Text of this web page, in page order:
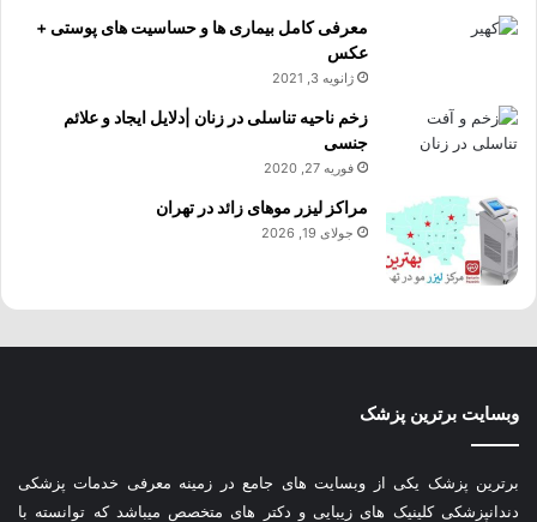
معرفی کامل بیماری ها و حساسیت های پوستی +
عکس
ژانویه 3, 2021
زخم ناحیه تناسلی در زنان |دلایل ایجاد و علائم
جنسی
فوریه 27, 2020
مراکز لیزر موهای زائد در تهران
جولای 19, 2026
وبسایت برترین پزشک
برترین پزشک یکی از وبسایت های جامع در زمینه معرفی خدمات پزشکی
دندانپزشکی کلینیک های زیبایی و دکتر های متخصص میباشد که توانسته با